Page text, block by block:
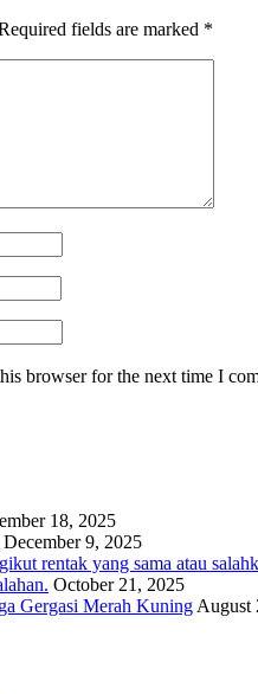
fields are marked *
browser for the next time I
18, 2025
December 9, 2025
rentak yang sama atau
October 21, 2025
Gergasi Merah Kuning August